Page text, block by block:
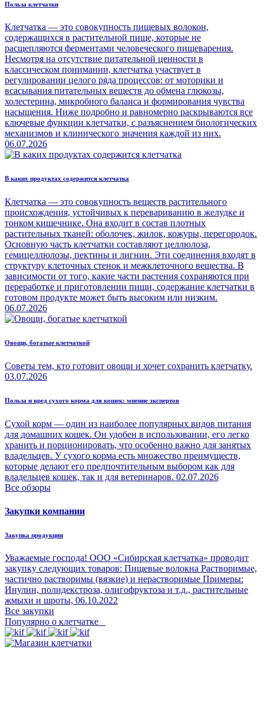
Польза клетчатки
Клетчатка — это совокупность пищевых волокон,
содержащихся в растительной пище, которые не
расщепляются ферментами человеческого пищеварения.
Несмотря на отсутствие питательной ценности в
классическом понимании, клетчатка участвует в
регулировании целого ряда процессов: от моторики и
всасывания питательных веществ до обмена глюкозы,
холестерина, микробного баланса и формирования чувства
насыщения. Ниже подробно и равномерно раскрываются все
ключевые функции клетчатки, с разъяснением биологических
механизмов и клинического значения каждой из них.
06.07.2026
В каких продуктах содержится клетчатка
Клетчатка — это совокупность веществ растительного
происхождения, устойчивых к перевариванию в желудке и
тонком кишечнике. Она входит в состав плотных
растительных тканей: оболочек, жилок, кожуры, перегородок.
Основную часть клетчатки составляют целлюлоза,
гемицеллюлозы, пектины и лигнин. Эти соединения входят в
структуру клеточных стенок и межклеточного вещества. В
зависимости от того, какие части растения сохраняются при
переработке и приготовлении пищи, содержание клетчатки в
готовом продукте может быть высоким или низким.
06.07.2026
Овощи, богатые клетчаткой
Советы тем, кто готовит овощи и хочет сохранить клетчатку.
03.07.2026
Польза и вред сухого корма для кошек: мнение экспертов
Сухой корм — один из наиболее популярных видов питания
для домашних кошек. Он удобен в использовании, его легко
хранить и порционировать, что особенно важно для занятых
владельцев. У сухого корма есть множество преимуществ,
которые делают его предпочтительным выбором как для
владельцев кошек, так и для ветеринаров. 02.07.2026
Все обзоры
Закупки компании
Закупка продукции
Уважаемые господа! ООО «Сибирская клетчатка» проводит
закупку следующих товаров: Пищевые волокна Растворимые,
частично растворимы (вязкие) и нерастворимые Примеры:
Инулин, полидекстроза, олигофруктоза и т.д., растительные
жмыхи и шроты, 06.10.2022
Все закупки
Популярно о клетчатке